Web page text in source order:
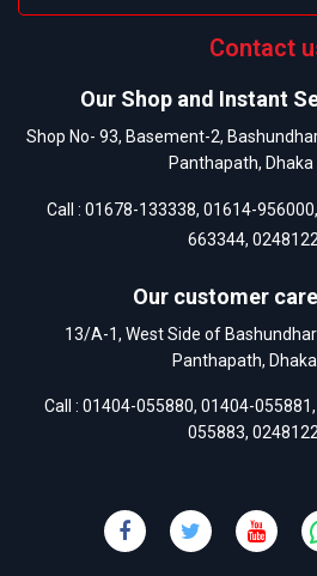
Contact
Our Shop and Instant
Shop No- 93, Basement-2,
Panthapath, Dhaka
Call : 01678-133338, 01614-956000
663344,
Our customer
13/A-1, West Side of
Panthapath,
Call : 01404-055880, 01404-055881,
055883,